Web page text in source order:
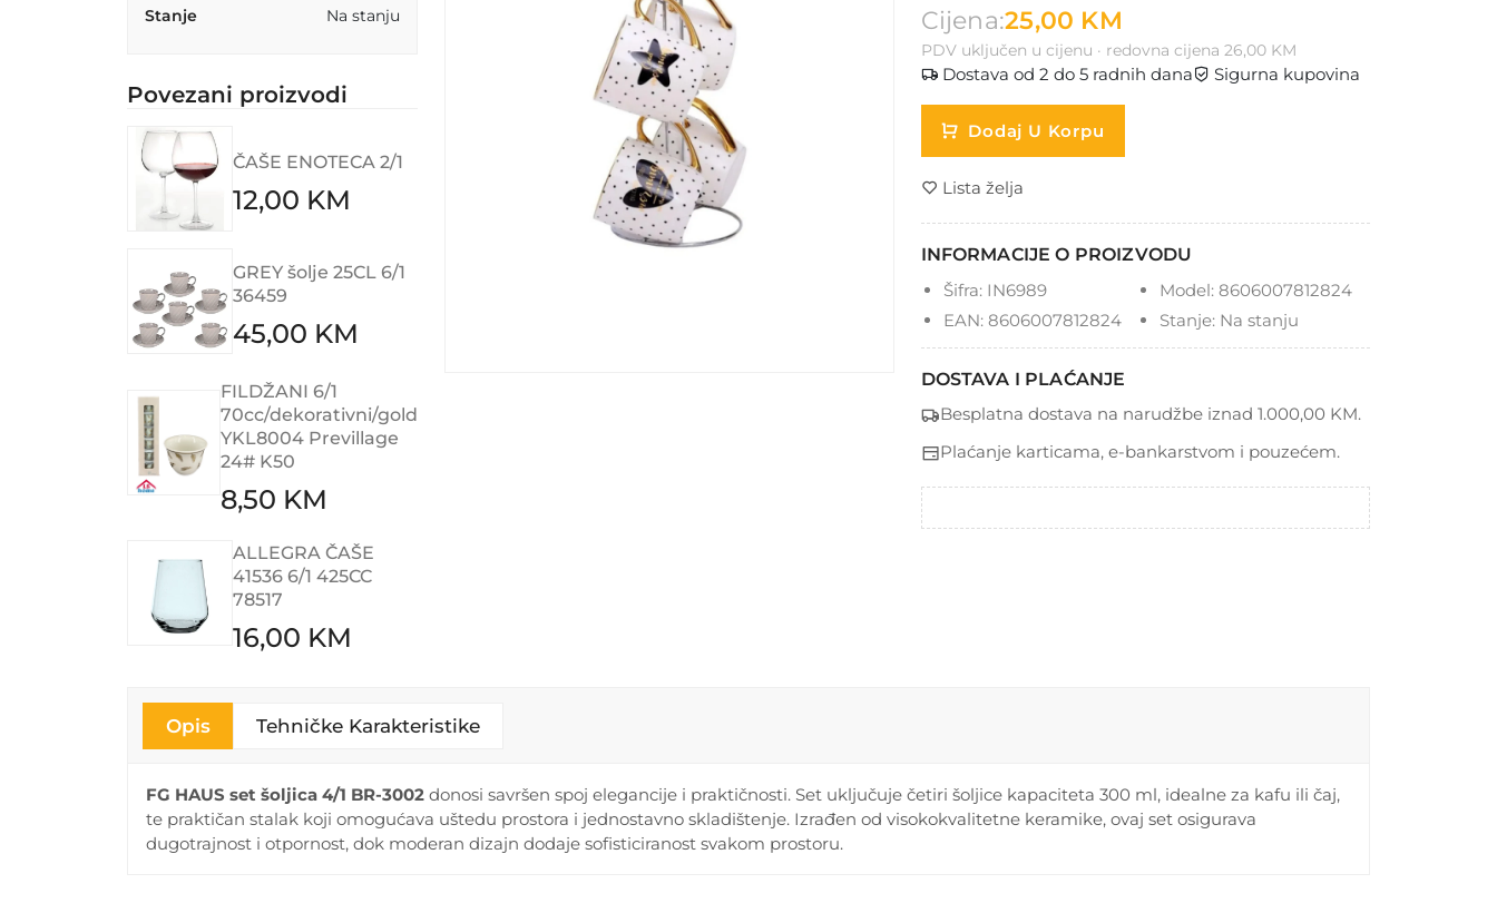
Stanje Na stanju
Povezani proizvodi
ČAŠE ENOTECA 2/1
12,00 KM
GREY šolje 25CL 6/1
36459
45,00 KM
FILDŽANI 6/1
70cc/dekorativni/gold
YKL8004 Previllage
24# K50
8,50 KM
ALLEGRA ČAŠE
41536 6/1 425CC
78517
16,00 KM
Cijena:25,00 KM
PDV uključen u cijenu · redovna cijena 26,00 KM
Dostava od 2 do 5 radnih dana Sigurna kupovina
Dodaj U Korpu
Lista želja
INFORMACIJE O PROIZVODU
Šifra:IN6989 Model:8606007812824
EAN:8606007812824 Stanje:Na stanju
DOSTAVA I PLAĆANJE
Besplatna dostava na narudžbe iznad 1.000,00 KM.
Plaćanje karticama, e-bankarstvom i pouzećem.
Opis Tehničke Karakteristike
FG HAUS set šoljica 4/1 BR-3002 donosi savršen spoj elegancije i praktičnosti. Set uključuje četiri šoljice kapaciteta 300 ml, idealne za kafu ili čaj,
te praktičan stalak koji omogućava uštedu prostora i jednostavno skladištenje. Izrađen od visokokvalitetne keramike, ovaj set osigurava
dugotrajnost i otpornost, dok moderan dizajn dodaje sofisticiranost svakom prostoru.